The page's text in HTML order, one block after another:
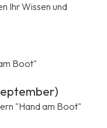
Ihr Wissen und
Boot"
"Hand am Boot"